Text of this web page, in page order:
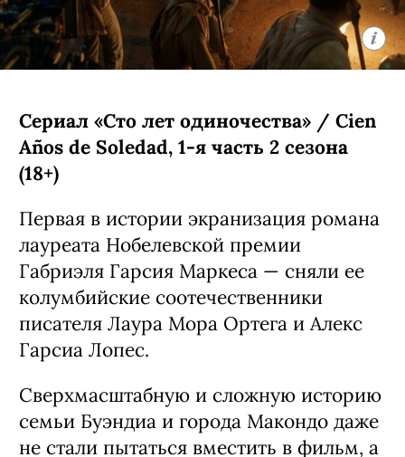
Сериал «Сто лет одиночества» / Cien
Años de Soledad, 1-я часть 2 сезона
(18+)
Первая в истории экранизация романа
лауреата Нобелевской премии
Габриэля Гарсия Маркеса — сняли ее
колумбийские соотечественники
писателя Лаура Мора Ортега и Алекс
Гарсиа Лопес.
Сверхмасштабную и сложную историю
семьи Буэндиа и города Макондо даже
не стали пытаться вместить в фильм, а